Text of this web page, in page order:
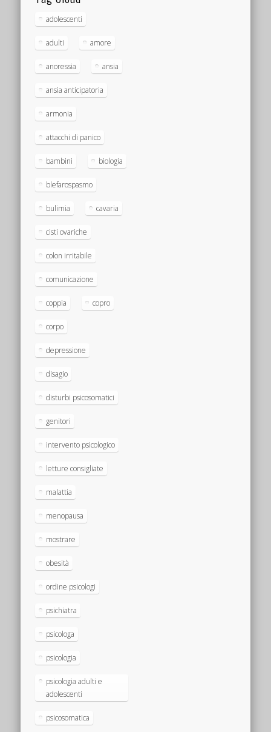
adolescenti
adulti amore
anoressia ansia
ansia anticipatoria
armonia
attacchi di panico
bambini biologia
blefarospasmo
bulimia cavaria
cisti ovariche
colon irritabile
comunicazione
coppia copro
corpo
depressione
disagio
disturbi psicosomatici
genitori
intervento psicologico
letture consigliate
malattia
menopausa
mostrare
obesità
ordine psicologi
psichiatra
psicologa
psicologia
psicologia adulti e
adolescenti
psicosomatica